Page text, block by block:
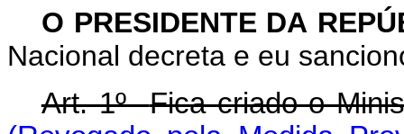
O PRESIDENTE DA
Nacional decreta e eu
Art. 1ºFica criado o